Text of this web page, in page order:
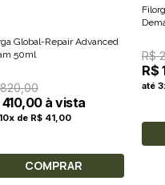
Global-Repair Advanced
50ml
410,00 à vista
de R$ 41,00
COMPRAR
R$
R$
até